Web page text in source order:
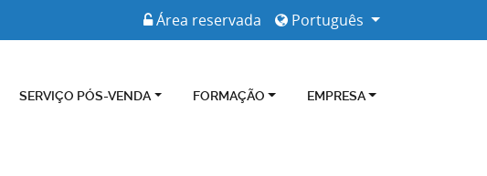
Português
Área reservada
SERVIÇO PÓS-VENDA FORMAÇÃO EMPRESA